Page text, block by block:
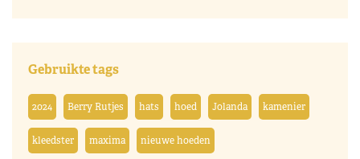
Gebruikte tags
2024 Berry Rutjes hats hoed Jolanda kamenier
kleedster maxima nieuwe hoeden